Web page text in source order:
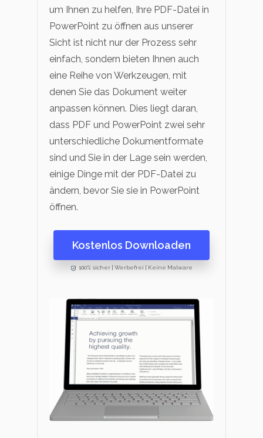
um Ihnen zu helfen, Ihre PDF-Datei in
PowerPoint zu öffnen aus unserer
Sicht ist nicht nur der Prozess sehr
einfach, sondern bieten Ihnen auch
eine Reihe von Werkzeugen, mit
denen Sie das Dokument weiter
anpassen können. Dies liegt daran,
dass PDF und PowerPoint zwei sehr
unterschiedliche Dokumentformate
sind und Sie in der Lage sein werden,
einige Dinge mit der PDF-Datei zu
ändern, bevor Sie sie in PowerPoint
öffnen.
Kostenlos Downloaden
100% sicher | Werbefrei | Keine Malware